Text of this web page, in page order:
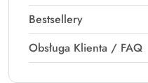
Bestsellery
Obsługa Klienta / FAQ